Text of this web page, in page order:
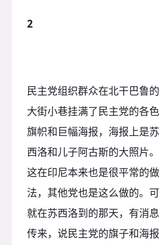
2
民主党组织群众在北干巴鲁的
大街小巷挂满了民主党的各色
旗帜和巨幅海报，海报上是苏
西洛和儿子阿古斯的大照片。
这在印尼本来也是很平常的做
法，其他党也是这么做的。可
就在苏西洛到的那天，有消息
传来，说民主党的旗子和海报